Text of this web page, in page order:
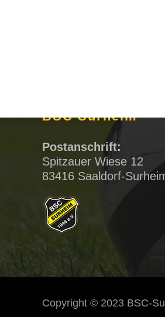
BSC Surheim
Postanschrift:
Spitzauer Wiese 12
83416 Saaldorf-
Copyright © 2023 BSC-